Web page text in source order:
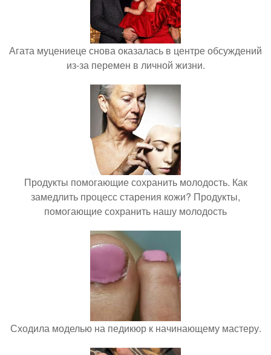
Агата муцениеце снова оказалась в центре обсуждений
из-за перемен в личной жизни.
Продукты помогающие сохранить молодость. Как
замедлить процесс старения кожи? Продукты,
помогающие сохранить нашу молодость
Сходила моделью на педикюр к начинающему мастеру.